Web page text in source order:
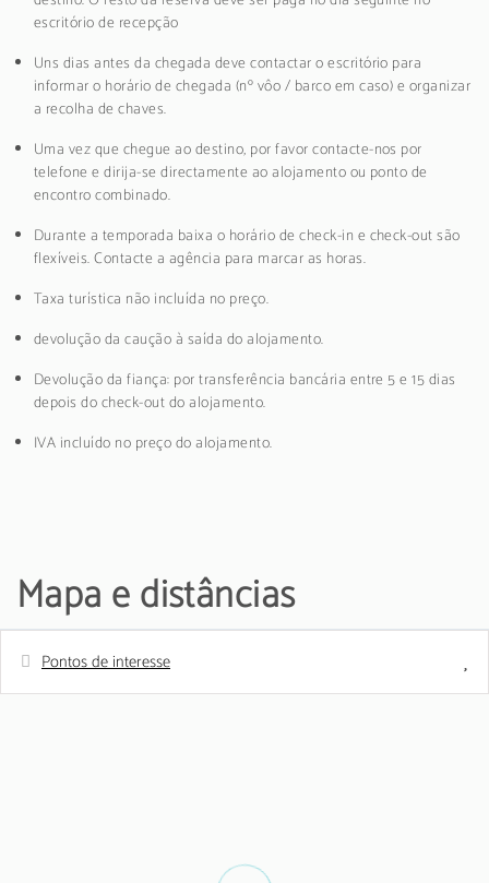
escritório de recepção
Uns dias antes da chegada deve contactar o escritório para
informar o horário de chegada (nº vôo / barco em caso) e organizar
a recolha de chaves.
Uma vez que chegue ao destino, por favor contacte-nos por
telefone e dirija-se directamente ao alojamento ou ponto de
encontro combinado.
Durante a temporada baixa o horário de check-in e check-out são
flexíveis. Contacte a agência para marcar as horas.
Taxa turística não incluída no preço.
devolução da caução à saída do alojamento.
Devolução da fiança: por transferência bancária entre 5 e 15 dias
depois do check-out do alojamento.
IVA incluído no preço do alojamento.
Mapa e distâncias
Pontos de interesse